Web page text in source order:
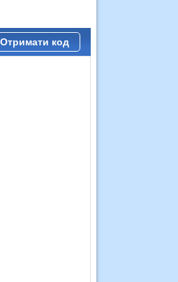
Отримати код